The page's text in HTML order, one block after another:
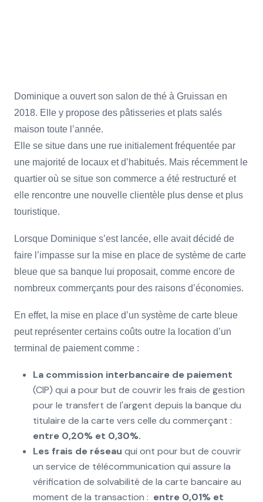
Dominique a ouvert son salon de thé à Gruissan en
2018. Elle y propose des pâtisseries et plats salés
maison toute l’année.
Elle se situe dans une rue initialement fréquentée par
une majorité de locaux et d’habitués. Mais récemment le
quartier où se situe son commerce a été restructuré et
elle rencontre une nouvelle clientèle plus dense et plus
touristique.
Lorsque Dominique s’est lancée, elle avait décidé de
faire l’impasse sur la mise en place de système de carte
bleue que sa banque lui proposait, comme encore de
nombreux commerçants pour des raisons d’économies.
En effet, la mise en place d’un système de carte bleue
peut représenter certains coûts outre la location d’un
terminal de paiement comme :
La commission interbancaire de paiement
(CIP) qui a pour but de couvrir les frais de gestion
pour le transfert de l'argent depuis la banque du
titulaire de la carte vers celle du commerçant :
entre 0,20% et 0,30%.
Les frais de réseau qui ont pour but de couvrir
un service de télécommunication qui assure la
vérification de solvabilité de la carte bancaire au
moment de la transaction : entre 0,01% et